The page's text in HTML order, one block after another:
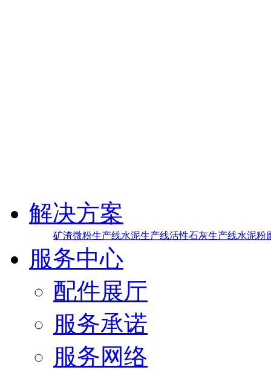
解决方案
矿渣微粉生产线水泥生产线活性石灰生产线水泥粉
服务中心
配件展厅
服务承诺
服务网络